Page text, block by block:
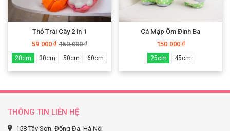
Thỏ Trái Cây 2 in 1
59.000 ₫ 150.000₫
20cm 30cm 50cm 60cm
Cá Mập Ôm Đinh Ba
150.000 ₫
25cm 45cm
THÔNG TIN LIÊN HỆ
158 Tây Sơn, Đống Đa, Hà Nội